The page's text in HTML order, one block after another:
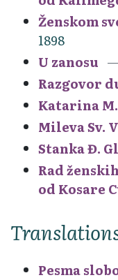
Ženskom
1898
U zanosu
Razgovor
Katarina
Mileva Sv.
Stanka Đ.
Rad
od Kosare
Pesma